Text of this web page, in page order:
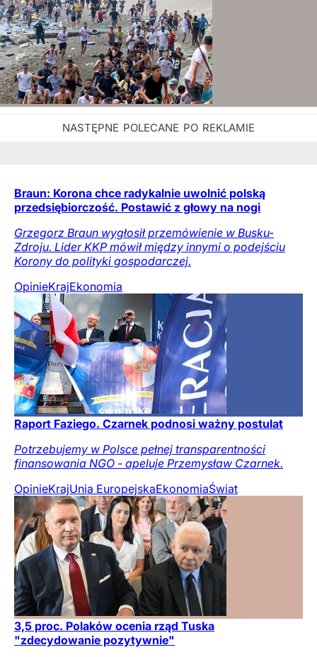
Braun: Korona chce radykalnie uwolnić polską
przedsiębiorczość. Postawić z głowy na nogi
Grzegorz Braun wygłosił przemówienie w Busku-
Zdroju. Lider KKP mówił między innymi o podejściu
Korony do polityki gospodarczej.
OpinieKrajEkonomia
Raport Faziego. Czarnek podnosi ważny postulat
Potrzebujemy w Polsce pełnej transparentności
finansowania NGO - apeluje Przemysław Czarnek.
OpinieKrajUnia EuropejskaEkonomiaŚwiat
3,5 proc. Polaków ocenia rząd Tuska
"zdecydowanie pozytywnie"